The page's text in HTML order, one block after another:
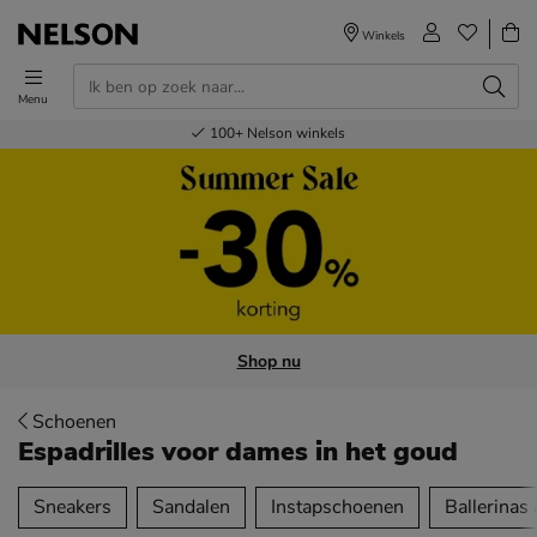
Menu
Winkels
Voor 23.00u besteld,volgende dag in huis
Gratisverzending en retour
Bestel nu,betaal later
100+ Nelson winkels
Shop nu
Schoenen
Espadrilles voor dames in het goud
over
Sneakers Sandalen Instapschoenen Ballerinas